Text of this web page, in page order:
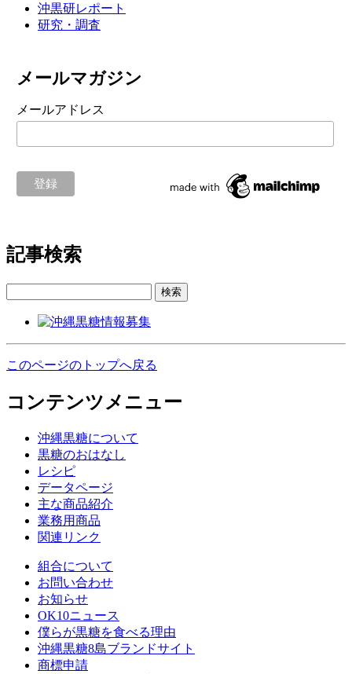
沖黒研レポート
研究・調査
メールマガジン
メールアドレス
記事検索
検索
このページのトップへ戻る
コンテンツメニュー
沖縄黒糖について
黒糖のおはなし
レシピ
データページ
主な商品紹介
業務用商品
関連リンク
組合について
お問い合わせ
お知らせ
OK10ニュース
僕らが黒糖を食べる理由
沖縄黒糖8島ブランドサイト
商標申請